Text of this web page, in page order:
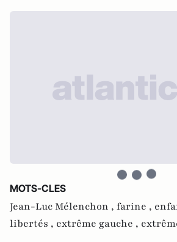
MOTS-CLES
Jean-Luc Mélenchon , farine ,
libertés , extrême gauche ,